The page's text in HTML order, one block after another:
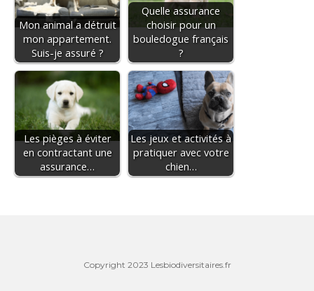
Mon animal a détruit
mon appartement.
Suis-je assuré ?
Quelle assurance
choisir pour un
bouledogue français
?
Les pièges à éviter
en contractant une
assurance…
Les jeux et activités à
pratiquer avec votre
chien…
Copyright 2023 Lesbiodiversitaires.fr